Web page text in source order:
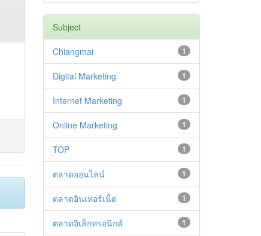
Subject
1
Chiangmai
1
Digital Marketing
1
Internet Marketing
1
Online Marketing
1
TOP
1
ตลาดออนไลน์
1
ตลาดอินเทอร์เน็ต
1
ตลาดอิเล็กทรอนิกส์